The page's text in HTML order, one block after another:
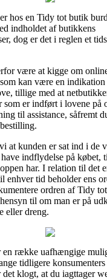
hos en Tidy tot butik
indholdet af butikkens
dog er det i reglen et
være at kigge om
kan være en indikation
tillige med at
som er indført i lovene på
til assistance, såfremt
at kunden er sat ind i de
indflydelse på købet,
har. I relation til det
enhver tid beholder ens
ordren af Tidy
til om man er på
eller dreng.
en række uafhængige
tidligere
det klogt, at du iagttager